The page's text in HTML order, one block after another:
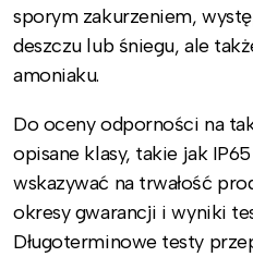
sporym zakurzeniem,
deszczu lub śniegu, ale
amoniaku.
Do oceny odporności na
opisane klasy, takie jak
wskazywać na trwałość
okresy gwarancji i wyniki
Długoterminowe testy